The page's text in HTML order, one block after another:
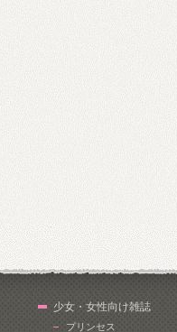
少女・女性向け雑誌
プリンセス